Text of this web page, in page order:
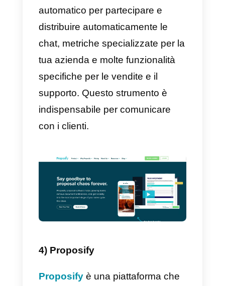
tuttavia, può anche essere
adattato per l’utilizzo interno tra i
diversi team che compongono
3) Callbell
Callbellè uno strumento di
comunicazione cheintegra le